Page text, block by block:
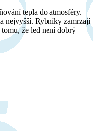
tepla do atmosféry.
nejvyšší. Rybníky zamrzají
že led není dobrý